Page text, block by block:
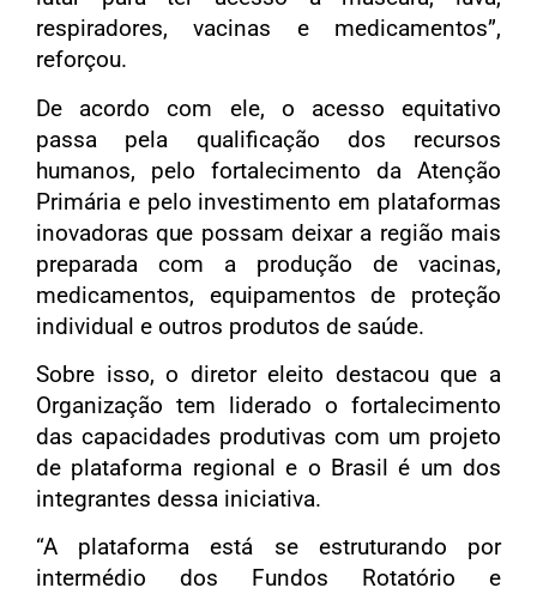
respiradores, vacinas e medicamentos”,
reforçou.
De acordo com ele, o acesso equitativo
passa pela qualificação dos recursos
humanos, pelo fortalecimento da Atenção
Primária e pelo investimento em plataformas
inovadoras que possam deixar a região mais
preparada com a produção de vacinas,
medicamentos, equipamentos de proteção
individual e outros produtos de saúde.
Sobre isso, o diretor eleito destacou que a
Organização tem liderado o fortalecimento
das capacidades produtivas com um projeto
de plataforma regional e o Brasil é um dos
integrantes dessa iniciativa.
“A plataforma está se estruturando por
intermédio dos Fundos Rotatório e